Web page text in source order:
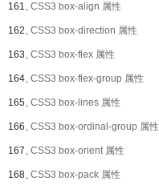
161、CSS3 box-align 属性
162、CSS3 box-direction 属性
163、CSS3 box-flex 属性
164、CSS3 box-flex-group 属性
165、CSS3 box-lines 属性
166、CSS3 box-ordinal-group 属性
167、CSS3 box-orient 属性
168、CSS3 box-pack 属性